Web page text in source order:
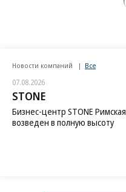
Новости компаний Все
07.08.2026
STONE
Бизнес-центр STONE Римская
возведен в полную высоту